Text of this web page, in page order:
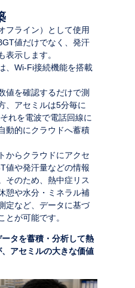
フライン）として使用
値だけでなく、発汗
表示します。
、Wi-Fi接続機能を搭載
値を確認するだけで測
、アセミルは5分毎に
れを電波で電話回線に
動的にクラウドへ蓄積
からクラウドにアクセ
値や発汗量などの情報
そのため、熱中症リス
憩や水分・ミネラル補
定など、データに基づ
とが可能です。
ータを蓄積・分析して熱
アセミルの大きな価値